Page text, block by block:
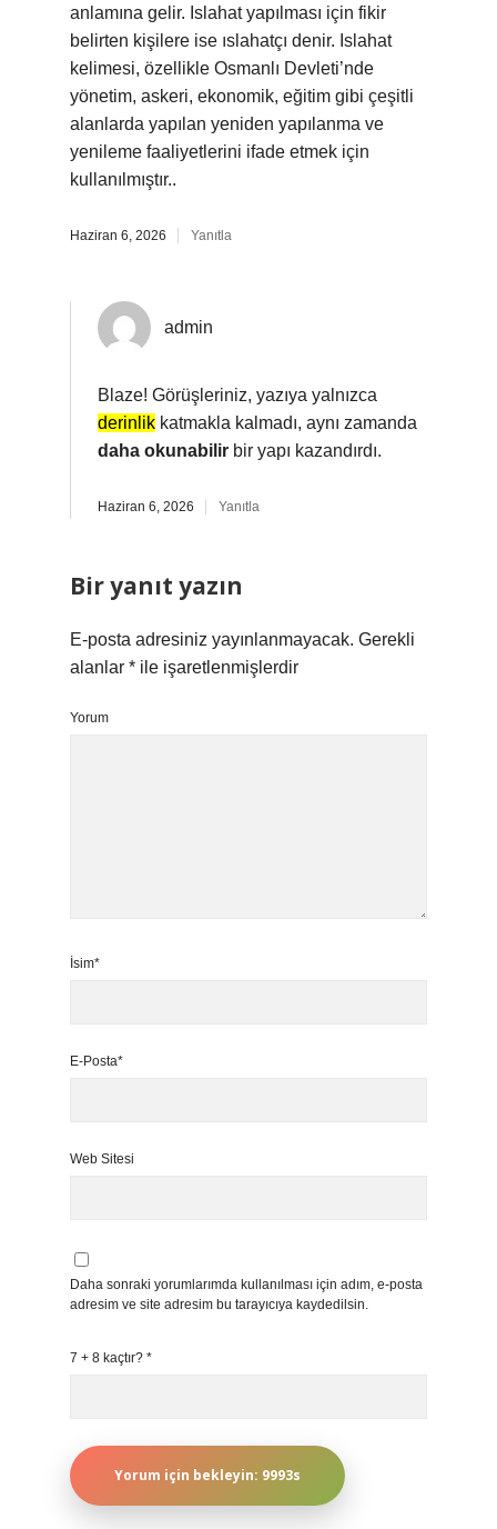
anlamına gelir. Islahat yapılması için fikir
belirten kişilere ise ıslahatçı denir. Islahat
kelimesi, özellikle Osmanlı Devleti’nde
yönetim, askeri, ekonomik, eğitim gibi çeşitli
alanlarda yapılan yeniden yapılanma ve
yenileme faaliyetlerini ifade etmek için
kullanılmıştır..
Haziran 6, 2026 Yanıtla
admin
Blaze! Görüşleriniz, yazıya yalnızca
derinlik katmakla kalmadı, aynı zamanda
daha okunabilir bir yapı kazandırdı.
Haziran 6, 2026 Yanıtla
Bir yanıt yazın
E-posta adresiniz yayınlanmayacak. Gerekli
alanlar * ile işaretlenmişlerdir
Yorum
İsim*
E-Posta*
Web Sitesi
Daha sonraki yorumlarımda kullanılması için adım, e-posta
adresim ve site adresim bu tarayıcıya kaydedilsin.
7 + 8 kaçtır? *